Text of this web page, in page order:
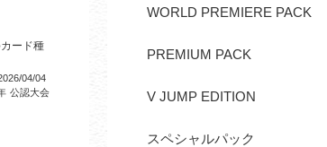
ード種
04/04
公認大会
WORLD PREMIERE PACK
PREMIUM PACK
V JUMP EDITION
スペシャルパック